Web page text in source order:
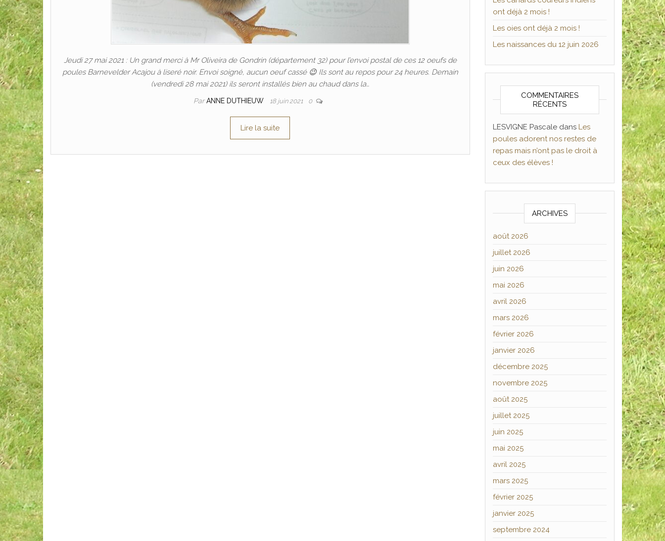
Jeudi 27 mai 2021 : Un grand merci à Mr Oliveira de Gondrin (département 32) pour l’envoi postal de ces 12 oeufs de
poules Barnevelder Acajou à liseré noir. Envoi soigné, aucun oeuf cassé 😉 Ils sont au repos pour 24 heures. Demain
(vendredi 28 mai 2021) ils seront installés bien au chaud dans la…
ParANNE DUTHIEUW 18 juin 2021 0
Lire la suite
ont déjà 2 mois !
Les oies ont déjà 2 mois !
Les naissances du 12 juin 2026
COMMENTAIRES
RÉCENTS
LESVIGNE Pascaledans Les
poules adorent nos restes de
repas mais n’ont pas le droit à
ceux des élèves !
ARCHIVES
août 2026
juillet 2026
juin 2026
mai 2026
avril 2026
mars 2026
février 2026
janvier 2026
décembre 2025
novembre 2025
août 2025
juillet 2025
juin 2025
mai 2025
avril 2025
mars 2025
février 2025
janvier 2025
septembre 2024